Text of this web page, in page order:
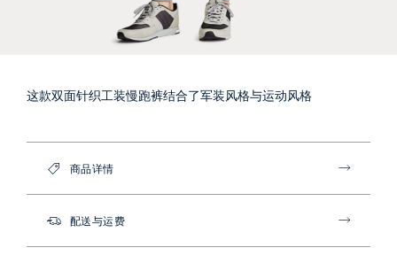
这款双面针织工装慢跑裤结合了军装风格与运动风格
商品详情
配送与运费